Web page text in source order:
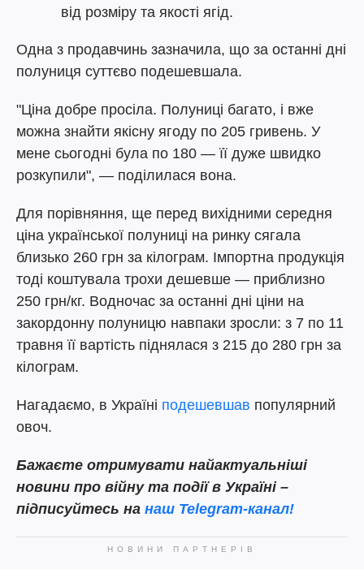
від розміру та якості ягід.
Одна з продавчинь зазначила, що за останні дні
полуниця суттєво подешевшала.
"Ціна добре просіла. Полуниці багато, і вже
можна знайти якісну ягоду по 205 гривень. У
мене сьогодні була по 180 — її дуже швидко
розкупили", — поділилася вона.
Для порівняння, ще перед вихідними середня
ціна української полуниці на ринку сягала
близько 260 грн за кілограм. Імпортна продукція
тоді коштувала трохи дешевше — приблизно
250 грн/кг. Водночас за останні дні ціни на
закордонну полуницю навпаки зросли: з 7 по 11
травня її вартість піднялася з 215 до 280 грн за
кілограм.
Нагадаємо, в Україні подешевшав популярний
овоч.
Бажаєте отримувати найактуальніші
новини про війну та події в Україні –
підписуйтесь на наш Telegram-канал!